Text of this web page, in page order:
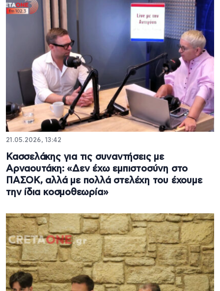
21.05.2026, 13:42
Κασσελάκης για τις συναντήσεις με
Αρναουτάκη: «Δεν έχω εμπιστοσύνη στο
ΠΑΣΟΚ, αλλά με πολλά στελέχη του έχουμε
την ίδια κοσμοθεωρία»